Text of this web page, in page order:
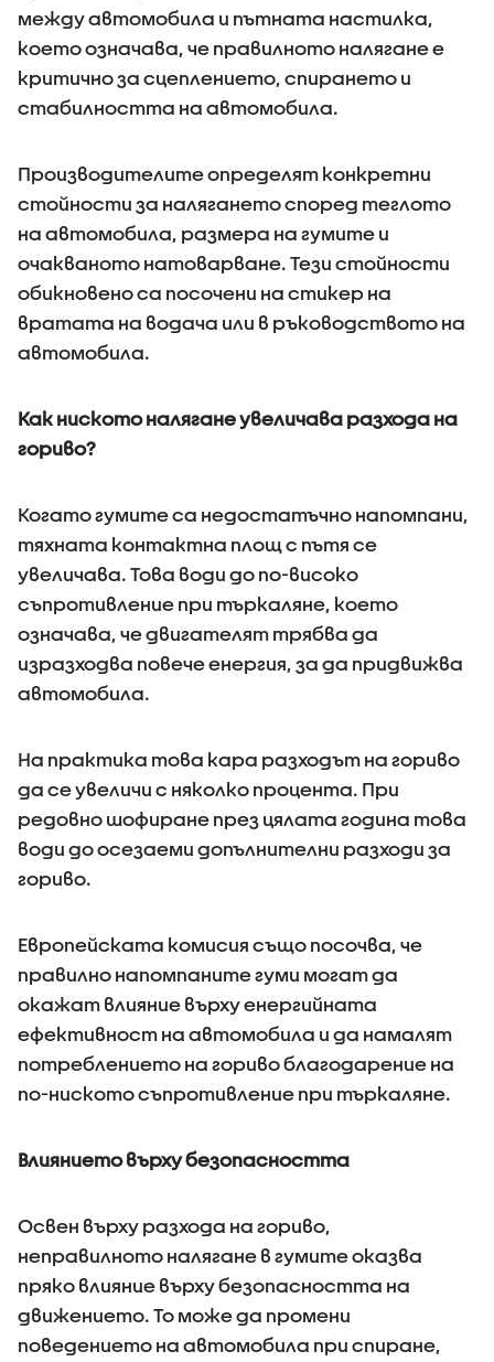
между автомобила и пътната настилка,
което означава, че правилното налягане е
критично за сцеплението, спирането и
стабилността на автомобила.
Производителите определят конкретни
стойности за налягането според теглото
на автомобила, размера на гумите и
очакваното натоварване. Тези стойности
обикновено са посочени на стикер на
вратата на водача или в ръководството на
автомобила.
Как ниското налягане увеличава разхода на
гориво?
Когато гумите са недостатъчно напомпани,
тяхната контактна площ с пътя се
увеличава. Това води до по-високо
съпротивление при търкаляне, което
означава, че двигателят трябва да
изразходва повече енергия, за да придвижва
автомобила.
На практика това кара разходът на гориво
да се увеличи с няколко процента. При
редовно шофиране през цялата година това
води до осезаеми допълнителни разходи за
гориво.
Европейската комисия също посочва, че
правилно напомпаните гуми могат да
окажат влияние върху енергийната
ефективност на автомобила и да намалят
потреблението на гориво благодарение на
по-ниското съпротивление при търкаляне.
Влиянието върху безопасността
Освен върху разхода на гориво,
неправилното налягане в гумите оказва
пряко влияние върху безопасността на
движението. То може да промени
поведението на автомобила при спиране,